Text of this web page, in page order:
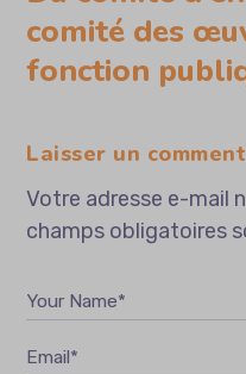
comité des
fonction
Laisser un
Votre adresse e-mail
champs obligatoires
Your Name*
Email*